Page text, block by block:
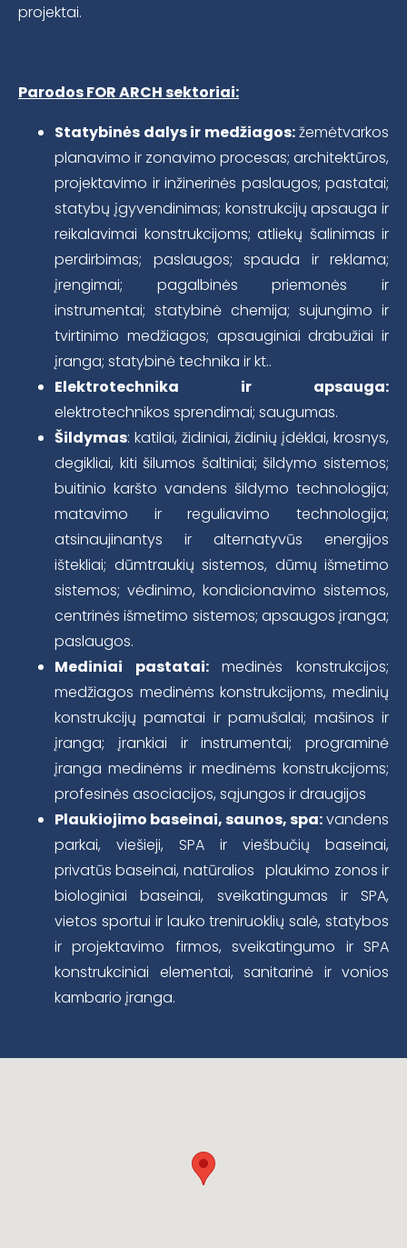
projektai.
Parodos FOR ARCH sektoriai:
Statybinės dalys ir medžiagos:žemėtvarkos
planavimo ir zonavimo procesas; architektūros,
projektavimo ir inžinerinės paslaugos; pastatai;
statybų įgyvendinimas; konstrukcijų apsauga ir
reikalavimai konstrukcijoms; atliekų šalinimas ir
perdirbimas; paslaugos; spauda ir reklama;
įrengimai; pagalbinės priemonės ir
instrumentai; statybinė chemija; sujungimo ir
tvirtinimo medžiagos; apsauginiai drabužiai ir
įranga; statybinė technika ir kt..
Elektrotechnika ir apsauga:
elektrotechnikos sprendimai; saugumas.
Šildymas: katilai, židiniai, židinių įdėklai, krosnys,
degikliai, kiti šilumos šaltiniai; šildymo sistemos;
buitinio karšto vandens šildymo technologija;
matavimo ir reguliavimo technologija;
atsinaujinantys ir alternatyvūs energijos
ištekliai; dūmtraukių sistemos, dūmų išmetimo
sistemos; vėdinimo, kondicionavimo sistemos,
centrinės išmetimo sistemos; apsaugos įranga;
paslaugos.
Mediniai pastatai:medinės konstrukcijos;
medžiagos medinėms konstrukcijoms, medinių
konstrukcijų pamatai ir pamušalai; mašinos ir
įranga; įrankiai ir instrumentai; programinė
įranga medinėms ir medinėms konstrukcijoms;
profesinės asociacijos, sąjungos ir draugijos
Plaukiojimo baseinai, saunos, spa:vandens
parkai, viešieji, SPA ir viešbučių baseinai,
privatūs baseinai, natūralios plaukimo zonos ir
biologiniai baseinai, sveikatingumas ir SPA,
vietos sportui ir lauko treniruoklių salė, statybos
ir projektavimo firmos, sveikatingumo ir SPA
konstrukciniai elementai, sanitarinė ir vonios
kambario įranga.